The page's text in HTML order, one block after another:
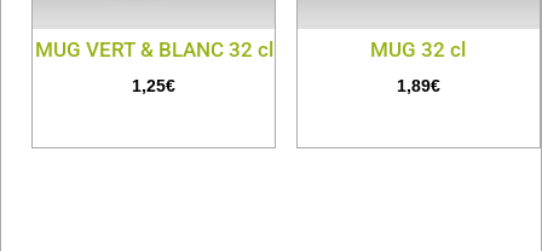
MUG VERT & BLANC 32 cl
1,25€
MUG 32 cl
1,89€